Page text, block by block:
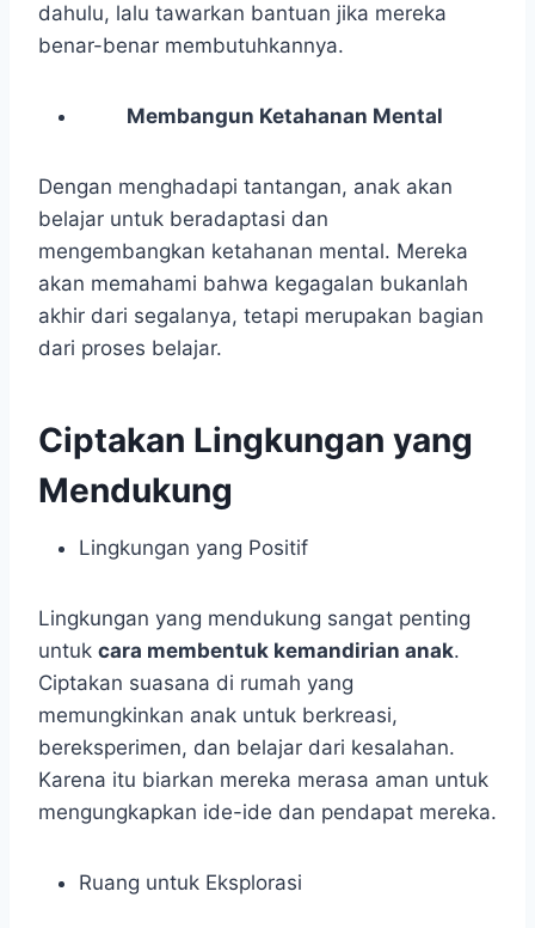
dahulu, lalu tawarkan bantuan jika mereka
benar-benar membutuhkannya.
Membangun Ketahanan Mental
Dengan menghadapi tantangan, anak akan
belajar untuk beradaptasi dan
mengembangkan ketahanan mental. Mereka
akan memahami bahwa kegagalan bukanlah
akhir dari segalanya, tetapi merupakan bagian
dari proses belajar.
Ciptakan Lingkungan yang
Mendukung
Lingkungan yang Positif
Lingkungan yang mendukung sangat penting
untuk cara membentuk kemandirian anak.
Ciptakan suasana di rumah yang
memungkinkan anak untuk berkreasi,
bereksperimen, dan belajar dari kesalahan.
Karena itu biarkan mereka merasa aman untuk
mengungkapkan ide-ide dan pendapat mereka.
Ruang untuk Eksplorasi